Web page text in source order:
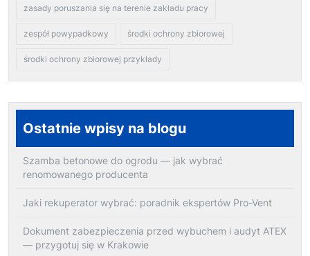
zasady poruszania się na terenie zakładu pracy
zespół powypadkowy środki ochrony zbiorowej
środki ochrony zbiorowej przykłady
Ostatnie wpisy na blogu
Szamba betonowe do ogrodu — jak wybrać
renomowanego producenta
Jaki rekuperator wybrać: poradnik ekspertów Pro-Vent
Dokument zabezpieczenia przed wybuchem i audyt ATEX
— przygotuj się w Krakowie